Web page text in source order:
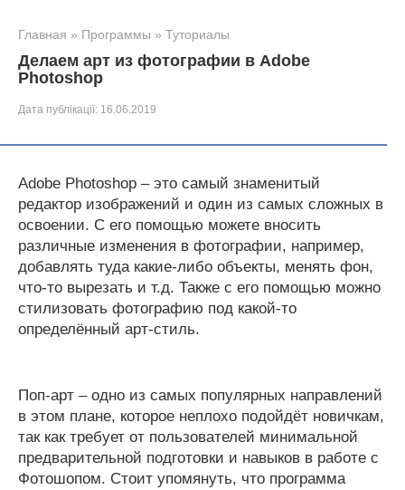
Главная » Программы » Туториалы
Делаем арт из фотографии в Adobe
Photoshop
Дата публікації: 16.06.2019
Adobe Photoshop – это самый знаменитый
редактор изображений и один из самых сложных в
освоении. С его помощью можете вносить
различные изменения в фотографии, например,
добавлять туда какие-либо объекты, менять фон,
что-то вырезать и т.д. Также с его помощью можно
стилизовать фотографию под какой-то
определённый арт-стиль.
Поп-арт – одно из самых популярных направлений
в этом плане, которое неплохо подойдёт новичкам,
так как требует от пользователей минимальной
предварительной подготовки и навыков в работе с
Фотошопом. Стоит упомянуть, что программа